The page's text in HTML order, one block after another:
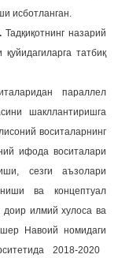
исботланган.
Тадқиқотнинг назарий
татбиқ
параллел
шакллантиришга
воситаларнинг
ифода воситалари
сезги аъзолари
ва концептуал
доир илмий хулоса ва
Навоий номидаги
2018-2020